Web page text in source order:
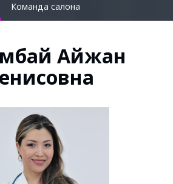
Команда салона
Айжан